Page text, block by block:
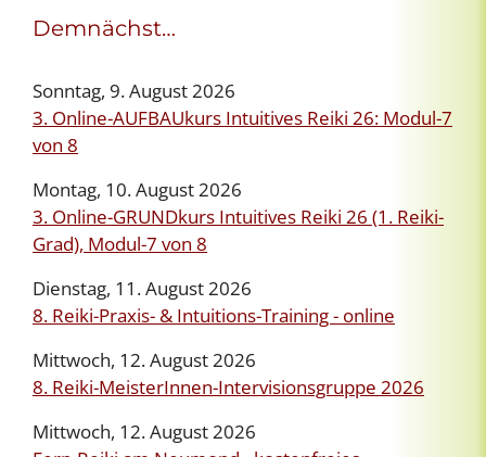
Demnächst…
Sonntag, 9. August 2026
3. Online-AUFBAUkurs Intuitives Reiki 26: Modul-7
von 8
Montag, 10. August 2026
3. Online-GRUNDkurs Intuitives Reiki 26 (1. Reiki-
Grad), Modul-7 von 8
Dienstag, 11. August 2026
8. Reiki-Praxis- & Intuitions-Training - online
Mittwoch, 12. August 2026
8. Reiki-MeisterInnen-Intervisionsgruppe 2026
Mittwoch, 12. August 2026